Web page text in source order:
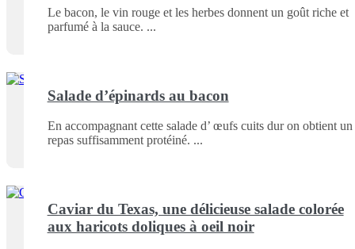
Le bacon, le vin rouge et les herbes donnent un goût riche et
parfumé à la sauce.
Salade d’épinards au bacon
En accompagnant cette salade d’ œufs cuits dur on obtient un
repas suffisamment protéiné.
Caviar du Texas, une délicieuse salade colorée
aux haricots doliques à oeil noir